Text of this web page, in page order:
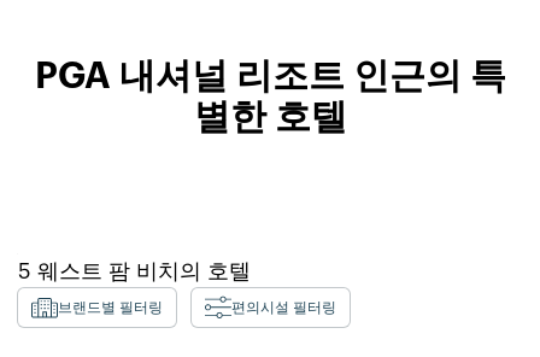
PGA 내셔널 리조트 인근의 특
별한 호텔
5 웨스트 팜 비치 의 호텔
브랜드별 필터링 편의시설 필터링